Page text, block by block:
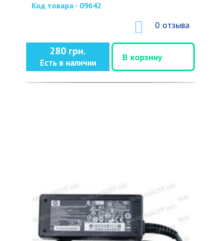
Код товара - 09642
0 отзыва
280 грн.
Есть в наличии
В корзину